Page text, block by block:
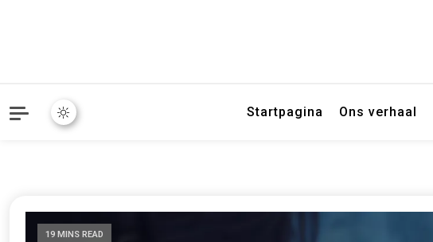
Startpagina Ons verhaal
19 MINS READ